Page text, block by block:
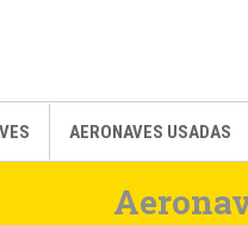
AERONAVES USADAS